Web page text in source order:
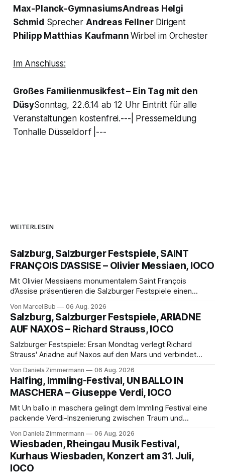
Max-Planck-GymnasiumsAndreas Helgi
Schmid Sprecher Andreas FellnerDirigent
Philipp Matthias KaufmannWirbel im Orchester
Im Anschluss:
Großes Familienmusikfest – Ein Tag mit den
DüsySonntag, 22.6.14 ab 12 Uhr Eintritt für alle
Veranstaltungen kostenfrei.---| Pressemeldung
Tonhalle Düsseldorf |---
WEITERLESEN
Salzburg, Salzburger Festspiele, SAINT
FRANÇOIS D’ASSISE – Olivier Messiaen, IOCO
Mit Olivier Messiaens monumentalem Saint François
d’Assise präsentieren die Salzburger Festspiele einen
eine bildgewaltige Inszenierung, Maxime Pascal entfaltet
die komplexe Partitur eindrucksvoll, Philippe Sly berührt als
Franziskus.
Von Marcel Bub 06 Aug. 2026
Salzburg, Salzburger Festspiele, ARIADNE
AUF NAXOS – Richard Strauss, IOCO
Salzburger Festspiele: Ersan Mondtag verlegt Richard
Strauss' Ariadne auf Naxos auf den Mars und verbindet
Aufführung mit starken Solisten und den Wiener
Philharmonikern, szenisch bleibt der zweite Akt jedoch
hinter den Erwartungen zurück.
Von Daniela Zimmermann 06 Aug. 2026
Halfing, Immling-Festival, UN BALLO IN
MASCHERA – Giuseppe Verdi, IOCO
Mit Un ballo in maschera gelingt dem Immling Festival eine
packende Verdi-Inszenierung zwischen Traum und
psychologische Tiefe mit starken Bildern, getragen von
einem spielfreudigen Ensemble und einer musikalisch
überzeugenden Gesamtleistung.
Von Daniela Zimmermann 06 Aug. 2026
Wiesbaden, Rheingau Musik Festival,
Kurhaus Wiesbaden, Konzert am 31. Juli,
IOCO